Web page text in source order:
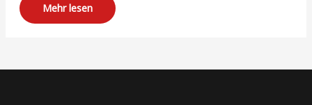
Mehr lesen